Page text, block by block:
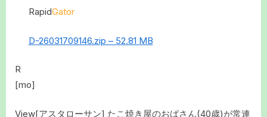
RapidGator
D-26031709146.zip – 52.81 MB
R
[mo]
View[アスタローサン] たこ焼き屋のおばさん(40歳)が常連